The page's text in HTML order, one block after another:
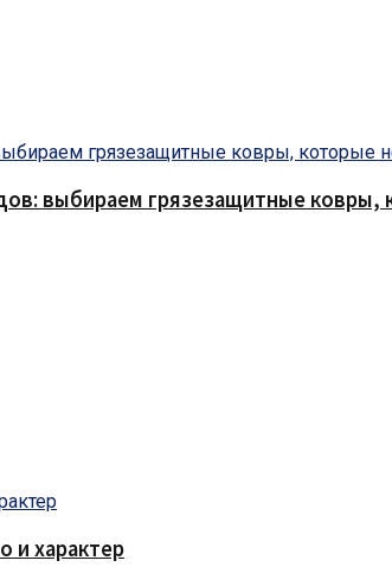
выбираем грязезащитные ковры,
и характер